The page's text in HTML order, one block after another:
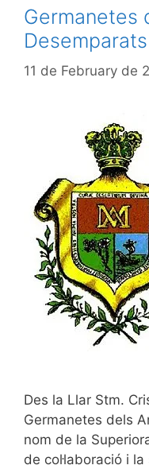
Germanetes
Desemparats
11 de February de
Des la Llar Stm.
Germanetes dels
nom de la
de col·laboració i